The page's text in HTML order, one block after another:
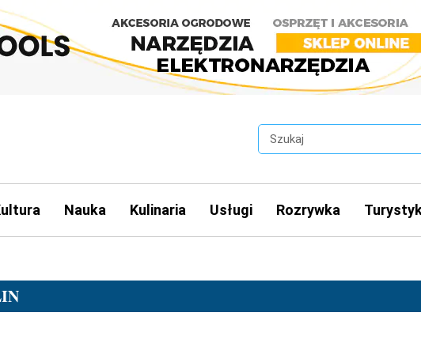
Nauka Kulinaria Usługi Rozrywka